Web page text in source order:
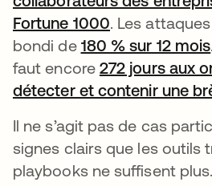
Fortune 1000. Les
bondi de 180 % sur 12 mois
faut encore 272 jours aux
détecter et contenir une
Il ne s’agit pas de cas
signes clairs que les outils
playbooks ne suffisent